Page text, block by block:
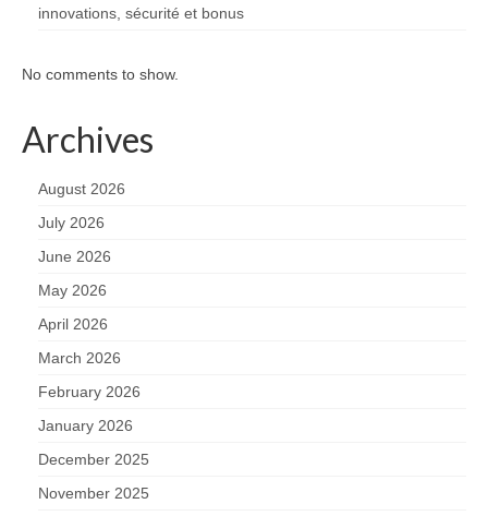
innovations, sécurité et bonus
No comments to show.
Archives
August 2026
July 2026
June 2026
May 2026
April 2026
March 2026
February 2026
January 2026
December 2025
November 2025